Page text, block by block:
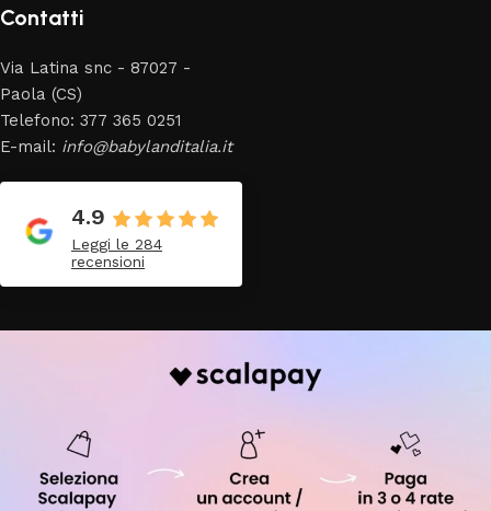
Contatti
Via Latina snc - 87027 -
Paola (CS)
Telefono: 377 365 0251
E-mail: info@babylanditalia.it
4.9
Leggi le 284
recensioni